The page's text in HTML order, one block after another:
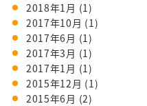
2018年1月 (1)
2017年10月 (1)
2017年6月 (1)
2017年3月 (1)
2017年1月 (1)
2015年12月 (1)
2015年6月 (2)